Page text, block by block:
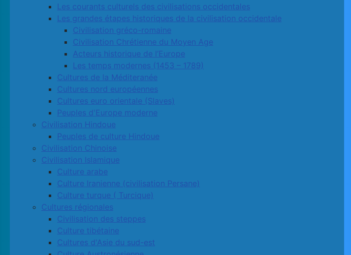
Les courants culturels des civilisations occidentales
Les grandes étapes historiques de la civilisation occidentale
Civilisation gréco-romaine
Civilisation Chrétienne du Moyen Age
Acteurs historique de l’Europe
Les temps modernes (1453 – 1789)
Cultures de la Méditeranée
Cultures nord européennes
Cultures euro orientale (Slaves)
Peuples d'Europe moderne
Civilisation Hindoue
Peuples de culture Hindoue
Civilisation Chinoise
Civilisation Islamique
Culture arabe
Culture Iranienne (civilisation Persane)
Culture turque ( Turcique)
Cultures régionales
Civilisation des steppes
Culture tibétaine
Cultures d'Asie du sud-est